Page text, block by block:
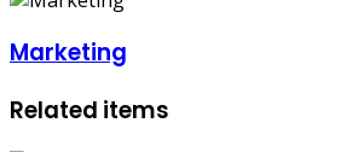
Marketing
Related items